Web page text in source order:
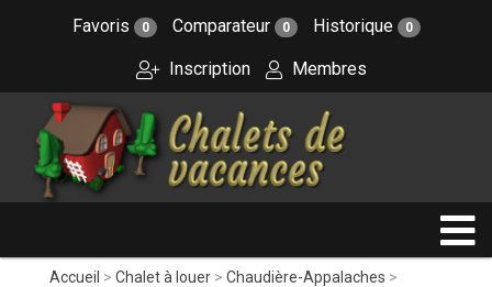
Favoris 0 Comparateur 0 Historique 0
Inscription Membres
Accueil Chalet à louer
Chaudière-Appalaches